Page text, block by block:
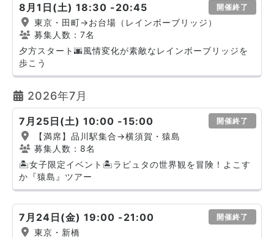
8月1日(土) 18:30 -20:45 開催終了
東京・田町→お台場（レインボーブリッジ）
募集人数：7名
夕方スタート🌆風情変化が素敵なレインボーブリッジを
歩こう
2026年7月
7月25日(土) 10:00 -15:00 開催終了
【満席】品川駅集合→横須賀・猿島
募集人数：8名
🏝️女子限定イベント🏝️ラピュタの世界観を冒険！よこす
か『猿島』ツアー
7月24日(金) 19:00 -21:00 開催終了
東京・新橋